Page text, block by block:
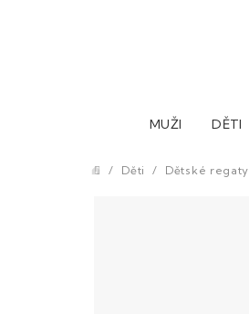
MUŽI DĚTI
Domů
/ Děti / Dětské regaty